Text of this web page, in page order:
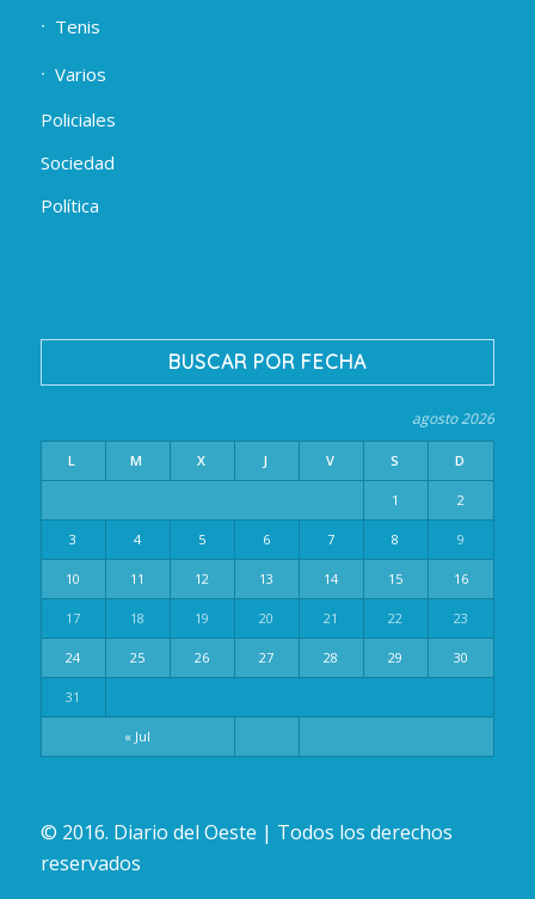
Tenis
Varios
Policiales
Sociedad
Política
BUSCAR POR FECHA
agosto 2026
L M X J V S D
« Jul
1 2
3 4 5 6 7 8 9
10 11 12 13 14 15 16
17 18 19 20 21 22 23
24 25 26 27 28 29 30
31
© 2016. Diario del Oeste | Todos los derechos
reservados